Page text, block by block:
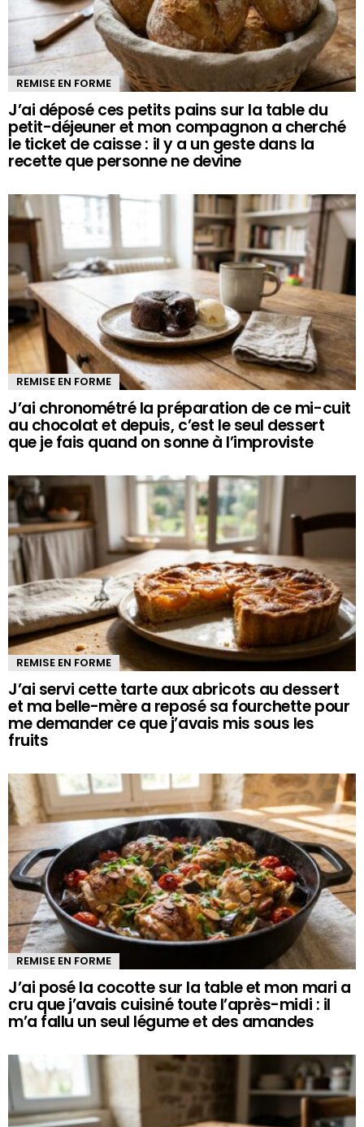
REMISE EN FORME
J’ai déposé ces petits pains sur la table du
petit-déjeuner et mon compagnon a cherché
le ticket de caisse : il y a un geste dans la
recette que personne ne devine
REMISE EN FORME
J’ai chronométré la préparation de ce mi-cuit
au chocolat et depuis, c’est le seul dessert
que je fais quand on sonne à l’improviste
REMISE EN FORME
J’ai servi cette tarte aux abricots au dessert
et ma belle-mère a reposé sa fourchette pour
me demander ce que j’avais mis sous les
fruits
REMISE EN FORME
J’ai posé la cocotte sur la table et mon mari a
cru que j’avais cuisiné toute l’après-midi : il
m’a fallu un seul légume et des amandes